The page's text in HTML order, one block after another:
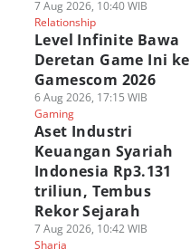
7 Aug 2026, 10:40 WIB
Relationship
Level Infinite Bawa
Deretan Game Ini ke
Gamescom 2026
6 Aug 2026, 17:15 WIB
Gaming
Aset Industri
Keuangan Syariah
Indonesia Rp3.131
triliun, Tembus
Rekor Sejarah
7 Aug 2026, 10:42 WIB
Sharia